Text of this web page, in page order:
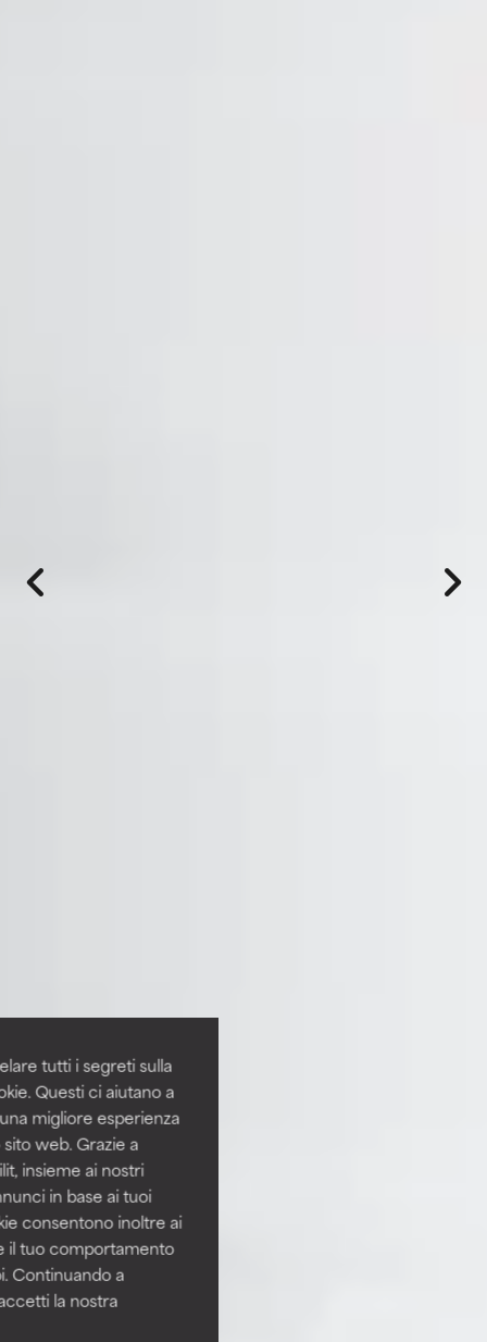
tutti i segreti sulla
Questi ci aiutano a
migliore esperienza
web. Grazie a
insieme ai nostri
in base ai tuoi
consentono inoltre ai
il tuo comportamento
Continuando a
la nostra